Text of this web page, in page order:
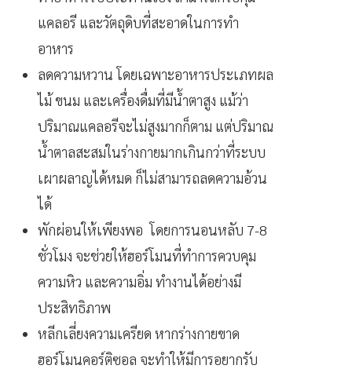
แคลอรี และวัตถุดิบที่สะอาดในการทำ
อาหาร
ลดความหวาน โดยเฉพาะอาหารประเภทผล
ไม้ ขนม และเครื่องดื่มที่มีน้ำตาสูง แม้ว่า
ปริมาณแคลอรีจะไม่สูงมากก็ตาม แต่ปริมาณ
น้ำตาลสะสมในร่างกายมากเกินกว่าที่ระบบ
เผาผลาญได้หมด ก็ไม่สามารถลดความอ้วน
ได้
พักผ่อนให้เพียงพอ โดยการนอนหลับ 7-8
ชั่วโมง จะช่วยให้ฮอร์โมนที่ทำการควบคุม
ความหิว และความอิ่ม ทำงานได้อย่างมี
ประสิทธิภาพ
หลีกเลี่ยงความเครียด หากร่างกายขาด
ฮอร์โมนคอร์ติซอล จะทำให้มีการอยากรับ